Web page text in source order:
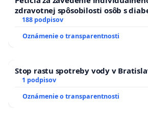
zdravotnej spôsobilosti osôb s
pri prijímaní do Policajného zboru
188 podpisov
Oznámenie o transparentnosti
Stop rastu spotreby vody v
1 podpisov
Oznámenie o transparentnosti